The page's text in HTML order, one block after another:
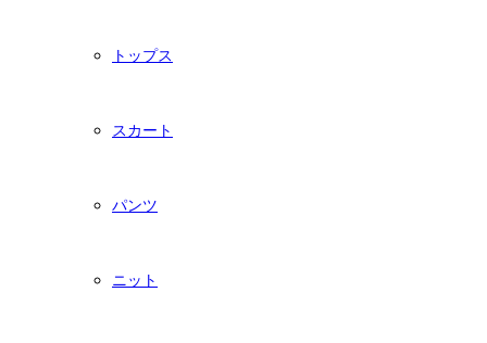
トップス
スカート
パンツ
ニット